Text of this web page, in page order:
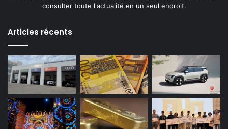
consulter toute l'actualité en un seul endroit.
Articles récents